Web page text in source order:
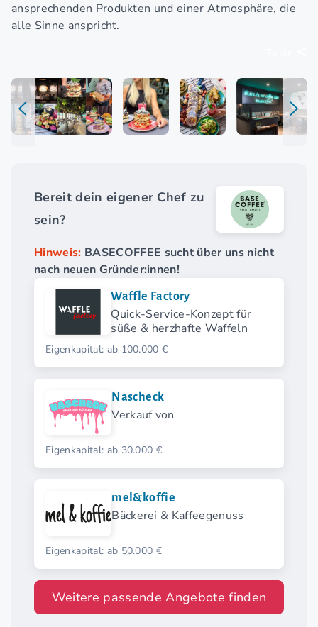
ansprechenden Produkten und einer Atmosphäre, die
alle Sinne anspricht.
Bereit dein eigener Chef zu
sein?
Hinweis: BASECOFFEE sucht über uns nicht
nach neuen Gründer:innen!
Waffle Factory
Quick-Service-Konzept für
süße & herzhafte Waffeln
Eigenkapital: ab 100.000 €
Nascheck
Verkauf von
Eigenkapital: ab 30.000 €
mel&koffie
Bäckerei & Kaffeegenuss
Eigenkapital: ab 50.000 €
Weitere passende Angebote finden